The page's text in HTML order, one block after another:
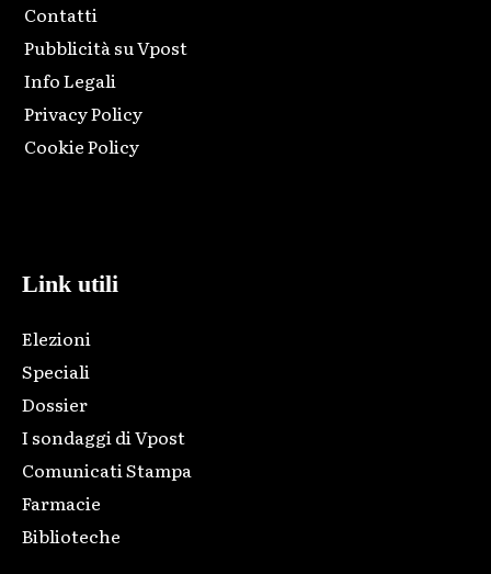
Contatti
Pubblicità su Vpost
Info Legali
Privacy Policy
Cookie Policy
Link utili
Elezioni
Speciali
Dossier
I sondaggi di Vpost
Comunicati Stampa
Farmacie
Biblioteche